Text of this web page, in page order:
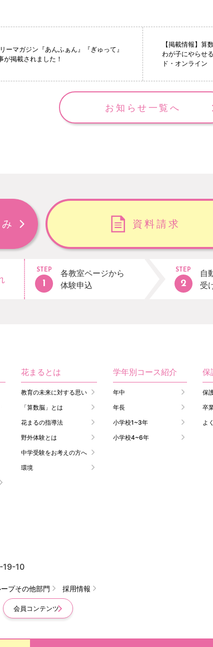
ーマガジン『あんふぁん』『ぎゅって』
掲載されました！
【掲載情報】算
わが子にやらせ
ド・オンライン
お知らせ一覧へ
資料請求
STEP
各教室ページから
体験申込
STEP
自
受
花まるとは
教育の未来に対する思い
「算数脳」とは
花まるの指導法
野外体験とは
中学受験をお考えの方へ
環境
学年別コース紹介
年中
年長
小学校1~3年
小学校4~6年
保
保
卒
よ
19-10
プその他部門 採用情報
会員コンテンツ